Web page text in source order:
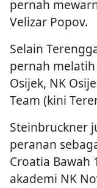
pernah
Velizar Popov.
Selain
pernah
Osijek, NK
Team (kini
Steinbruckner
peranan
Croatia Bawah
akademi NK